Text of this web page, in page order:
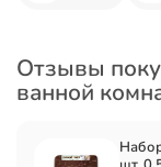
Отзывы
ванной